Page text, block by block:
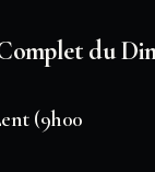
du
(9h00